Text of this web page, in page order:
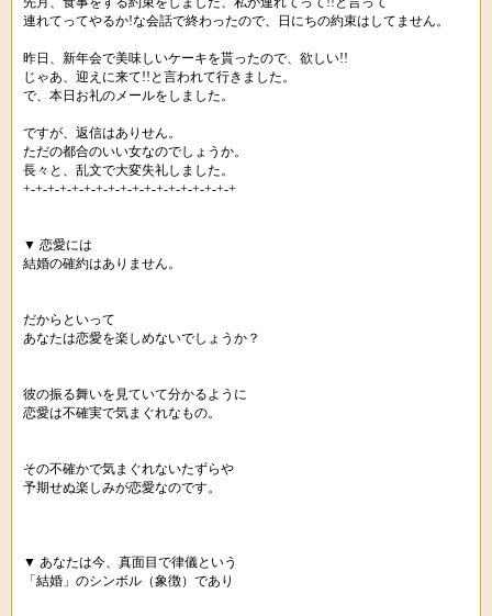
連れてってやるか!な会話で終わったので、日にちの約束はしてません。
昨日、新年会で美味しいケーキを貰ったので、欲しい!!
じゃあ、迎えに来て!!と言われて行きました。
で、本日お礼のメールをしました。
ですが、返信はありせん。
ただの都合のいい女なのでしょうか。
長々と、乱文で大変失礼しました。
+-+-+-+-+-+-+-+-+-+-+-+-+-+-+-+-+-+
▼ 恋愛には
結婚の確約はありません。
だからといって
あなたは恋愛を楽しめないでしょうか？
彼の振る舞いを見ていて分かるように
恋愛は不確実で気まぐれなもの。
その不確かで気まぐれないたずらや
予期せぬ楽しみが恋愛なのです。
▼ あなたは今、真面目で律儀という
「結婚」のシンボル（象徴）であり